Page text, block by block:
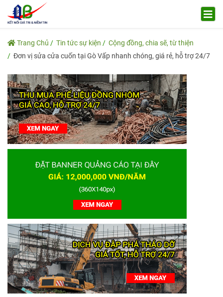
Trang Chủ Tin tức sự kiện
Cộng đồng, chia sẽ, từ thiện
Đơn vị sửa cửa cuốn tại Gò Vấp nhanh chóng, giá rẻ, hỗ trợ 24/7